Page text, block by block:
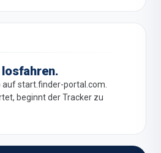
auf start.finder-portal.com.
beginnt der Tracker zu